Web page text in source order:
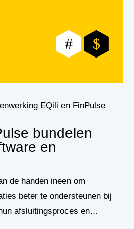
# $
bundelen
en
de handen ineen om
beter te ondersteunen bij
afsluitingsproces en…